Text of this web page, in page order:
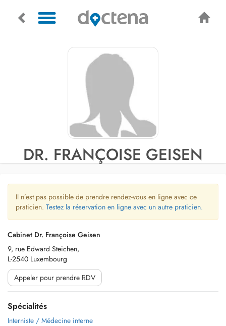
DR. FRANÇOISE GEISEN
Il n’est pas possible de prendre rendez-vous en ligne avec ce
praticien. Testez la réservation en ligne avec un autre praticien.
Cabinet Dr. Françoise Geisen
9, rue Edward Steichen,
L-2540 Luxembourg
Appeler pour prendre RDV
Spécialités
Interniste / Médecine interne